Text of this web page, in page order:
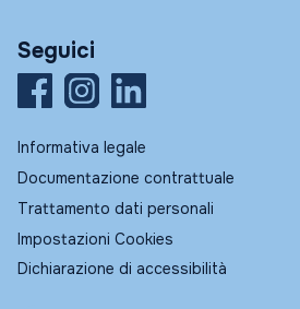
Seguici
Informativa legale
Documentazione contrattuale
Trattamento dati personali
Impostazioni Cookies
Dichiarazione di accessibilità